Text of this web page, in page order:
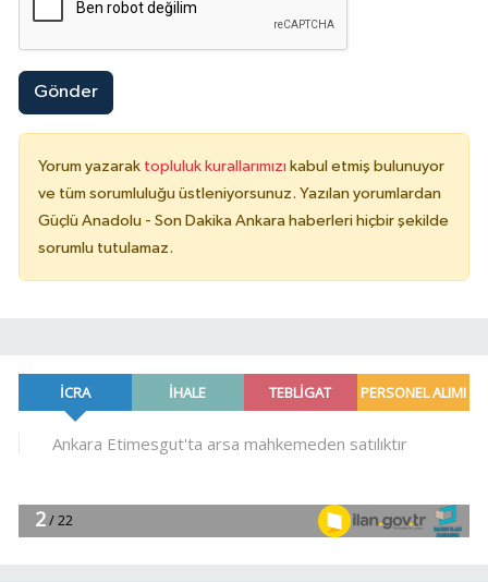
Gönder
Yorum yazarak topluluk kurallarımızı kabul etmiş bulunuyor
ve tüm sorumluluğu üstleniyorsunuz. Yazılan yorumlardan
Güçlü Anadolu - Son Dakika Ankara haberleri hiçbir şekilde
sorumlu tutulamaz.